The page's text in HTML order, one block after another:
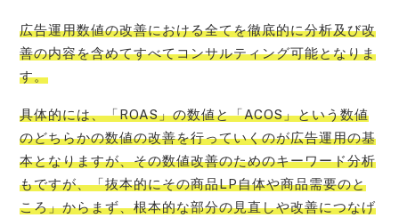
広告運用数値の改善における全てを徹底的に分析及び改
善の内容を含めてすべてコンサルティング可能となりま
す。
具体的には、「ROAS」の数値と「ACOS」という数値
のどちらかの数値の改善を行っていくのが広告運用の基
本となりますが、その数値改善のためのキーワード分析
もですが、「抜本的にその商品LP自体や商品需要のと
ころ」からまず、根本的な部分の見直しや改善につなげ